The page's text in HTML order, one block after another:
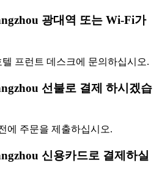
광대역 또는 Wi-Fi가
프런트 데스크에 문의하십시오.
선불로 결제 하시겠습
에 주문을 제출하십시오.
신용카드로 결제하실